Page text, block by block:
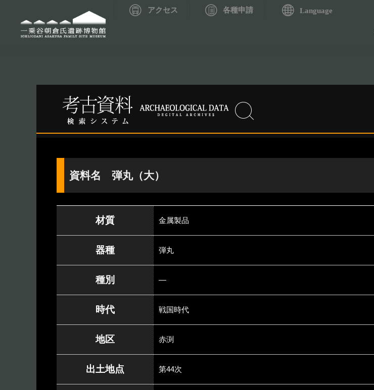
アクセス 各種申請 Language
資料データベーストップ 考古資料検索システム 歴史資料検索システム
資料名 弾丸（大）
材質 金属製品
器種 弾丸
種別 ―
時代 戦国時代
地区 赤渕
出土地点 第44次